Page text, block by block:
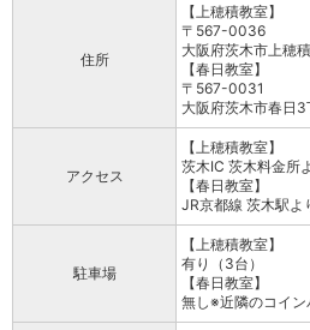
住所
【上穂積教室】
〒567-0036
大阪府茨木市上穂
【春日教室】
〒567-0031
大阪府茨木市春日
アクセス
【上穂積教室】
茨木IC 茨木料金所
【春日教室】
JR京都線 茨木駅よ
駐車場
【上穂積教室】
有り（3台）
【春日教室】
無し※近隣のコイン